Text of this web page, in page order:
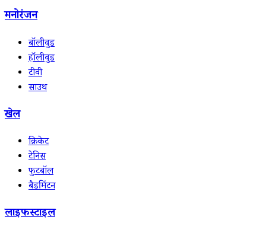
मनोरंजन
बॉलीवुड
हॉलीवुड
टीवी
साउथ
खेल
क्रिकेट
टेनिस
फुटबॉल
बैडमिंटन
लाइफस्टाइल